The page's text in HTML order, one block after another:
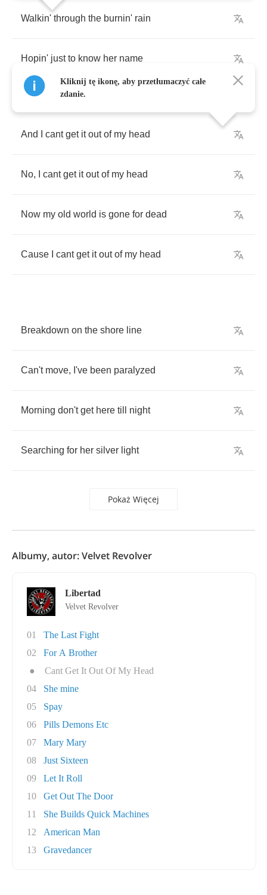
Walkin' through the burnin' rain
Hopin' just to know her name
And cant get it out of my head
No, cant get it out of my head
Now my old world is gone for dead
Cause cant get it out of my head
Breakdown on the shore line
Can't move, I've been paralyzed
Morning don't get here till night
Searching for her silver light
Pokaż Więcej
Kliknij tę ikonę, aby przetłumaczyć całe
zdanie.
Albumy, autor: Velvet Revolver
Libertad
Velvet Revolver
01
The Last Fight
02
For A Brother
●
Cant Get It Out Of My Head
04
She mine
05
Spay
06
Pills Demons Etc
07
Mary Mary
08
Just Sixteen
09
Let It Roll
10
Get Out The Door
11
She Builds Quick Machines
12
American Man
13
Gravedancer